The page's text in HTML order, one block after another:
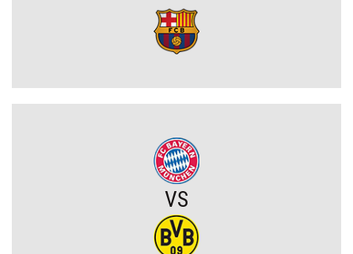
Wojna o władzę w FIFA. Infantino znalazł potężnego sojusznika
Chelsea dopina transfer lewego obrońcy za 21 milionów euro
Rodri wybrał FC Barcelonę?! Hiszpan odrzuca Real Madryt i chce
VS